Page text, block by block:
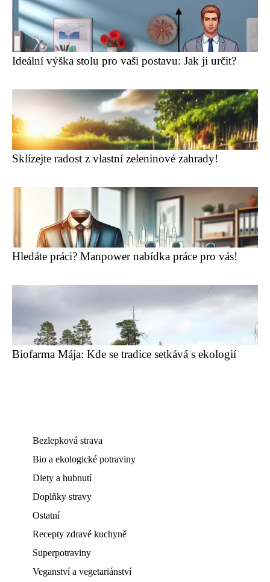
Ideální výška stolu pro vaši postavu: Jak ji určit?
Sklízejte radost z vlastní zeleninové zahrady!
Hledáte práci? Manpower nabídka práce pro vás!
Biofarma Mája: Kde se tradice setkává s ekologií
Bezlepková strava
Bio a ekologické potraviny
Diety a hubnutí
Doplňky stravy
Ostatní
Recepty zdravé kuchyně
Superpotraviny
Veganství a vegetariánství